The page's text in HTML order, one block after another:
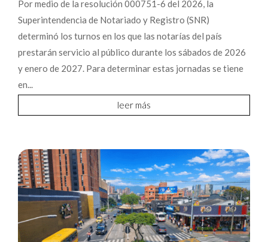
Por medio de la resolución 000751-6 del 2026, la
Superintendencia de Notariado y Registro (SNR)
determinó los turnos en los que las notarías del país
prestarán servicio al público durante los sábados de 2026
y enero de 2027. Para determinar estas jornadas se tiene
en...
leer más